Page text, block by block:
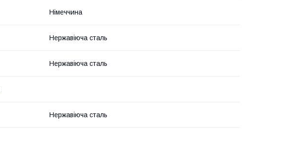
Німеччина
Нержавіюча сталь
Нержавіюча сталь
Нержавіюча сталь